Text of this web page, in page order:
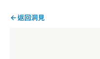
返回洞見